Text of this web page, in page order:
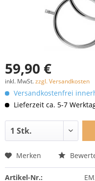
59,90 €
inkl. MwSt.zzgl. Versandkosten
Versandkostenfrei
Lieferzeit ca. 5-7
Merken
Artikel-Nr.: